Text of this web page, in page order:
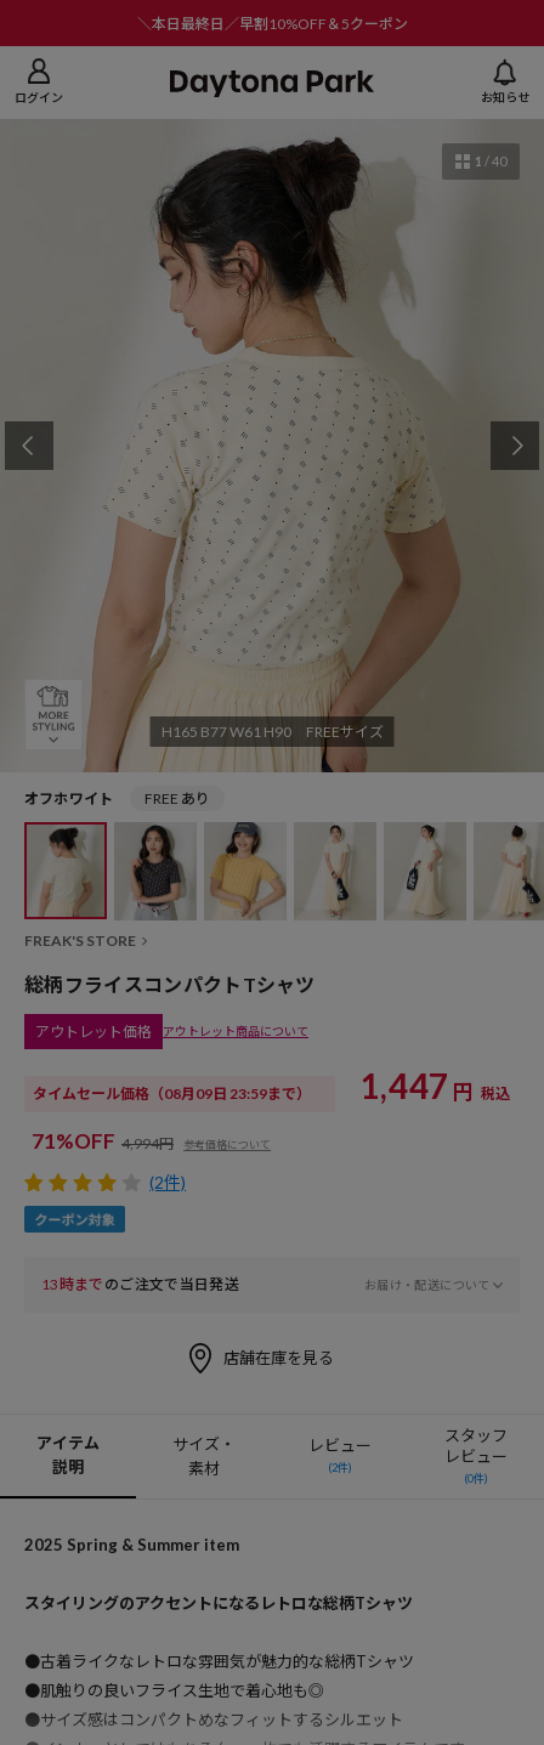
＼本日最終日／早割10%OFF＆5クーポン
ログイン お知らせ
H165 B77 W61 H90 FREEサイズ
1 /40
オフホワイト FREE あり
FREAK'S STORE
総柄フライスコンパクトTシャツ
アウトレット価格 アウトレット商品について
タイムセール価格 （08月09日 23:59まで） 1,447 円 税込
71%OFF 4,994円 参考価格について
(2件)
13時まで のご注文で当日発送 お届け・配送について
店舗在庫を見る
アイテム
説明
サイズ・
素材
レビュー
(2件)
スタッフ
レビュー
(0件)
2025 Spring & Summer item
スタイリングのアクセントになるレトロな総柄Tシャツ
●古着ライクなレトロな雰囲気が魅力的な総柄Tシャツ
●肌触りの良いフライス生地で着心地も◎
●サイズ感はコンパクトめなフィットするシルエット